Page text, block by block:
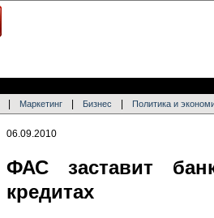
Маркетинг Бизнес Политика и
06.09.2010
ФАС заставит
кредитах